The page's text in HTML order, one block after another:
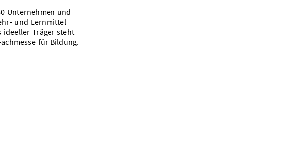
Unternehmen und
und Lernmittel
ideeller Träger steht
für Bildung.